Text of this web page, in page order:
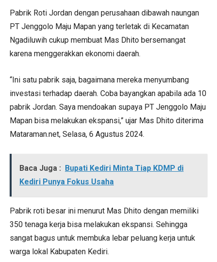
Pabrik Roti Jordan dengan perusahaan dibawah naungan
PT Jenggolo Maju Mapan yang terletak di Kecamatan
Ngadiluwih cukup membuat Mas Dhito bersemangat
karena menggerakkan ekonomi daerah.
“Ini satu pabrik saja, bagaimana mereka menyumbang
investasi terhadap daerah. Coba bayangkan apabila ada 10
pabrik Jordan. Saya mendoakan supaya PT Jenggolo Maju
Mapan bisa melakukan ekspansi,” ujar Mas Dhito diterima
Mataraman.net, Selasa, 6 Agustus 2024.
Baca Juga : Bupati Kediri Minta Tiap KDMP di
Kediri Punya Fokus Usaha
Pabrik roti besar ini menurut Mas Dhito dengan memiliki
350 tenaga kerja bisa melakukan ekspansi. Sehingga
sangat bagus untuk membuka lebar peluang kerja untuk
warga lokal Kabupaten Kediri.